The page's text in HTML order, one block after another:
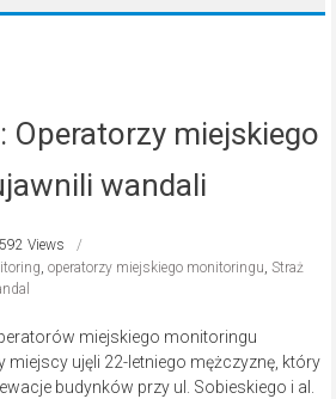
Operatorzy miejskiego
wandali
592 Views
, operatorzy miejskiego monitoringu, Straż
miejskiego monitoringu
ujęli 22-letniego mężczyznę, który
budynków przy ul. Sobieskiego i al.